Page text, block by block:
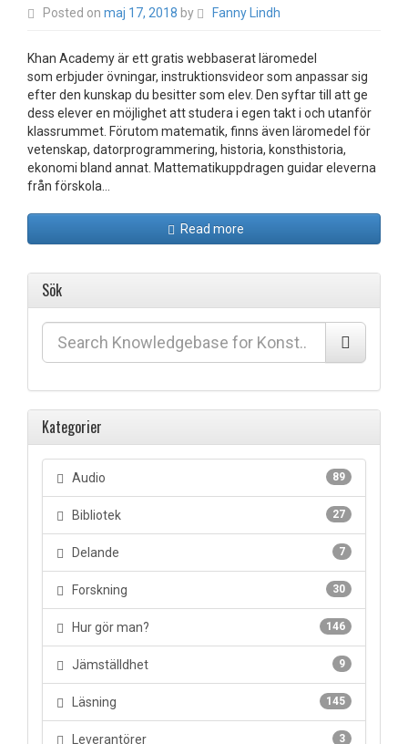
Posted on maj 17, 2018 by Fanny Lindh
Khan Academy är ett gratis webbaserat läromedel
som erbjuder övningar, instruktionsvideor som anpassar sig
efter den kunskap du besitter som elev. Den syftar till att ge
dess elever en möjlighet att studera i egen takt i och utanför
klassrummet. Förutom matematik, finns även läromedel för
vetenskap, datorprogrammering, historia, konsthistoria,
ekonomi bland annat. Mattematikuppdragen guidar eleverna
från förskola…
Read more
Sök
Kategorier
89
Audio
27
Bibliotek
7
Delande
30
Forskning
146
Hur gör man?
9
Jämställdhet
145
Läsning
3
Leverantörer